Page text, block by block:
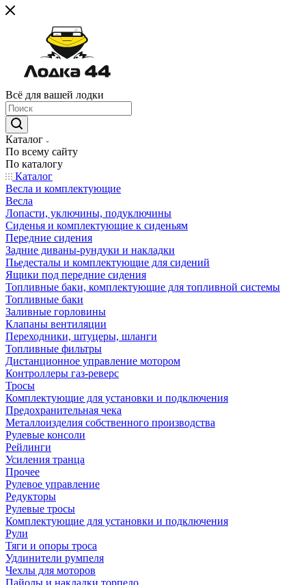
Всё для вашей лодки
Каталог
По всему сайту
По каталогу
Каталог
Весла и комплектующие
Весла
Лопасти, уключины, подуключины
Сиденья и комплектующие к сиденьям
Передние сидения
Задние диваны-рундуки и накладки
Пьедесталы и комплектующие для сидений
Ящики под передние сидения
Топливные баки, комплектующие для топливной системы
Топливные баки
Заливные горловины
Клапаны вентиляции
Переходники, штуцеры, шланги
Топливные фильтры
Дистанционное управление мотором
Контроллеры газ-реверс
Тросы
Комплектующие для установки и подключения
Предохранительная чека
Металлоизделия собственного производства
Рулевые консоли
Рейлинги
Усиления транца
Прочее
Рулевое управление
Редукторы
Рулевые тросы
Комплектующие для установки и подключения
Рули
Тяги и опоры троса
Удлинители румпеля
Чехлы для моторов
Пайолы и накладки торпедо